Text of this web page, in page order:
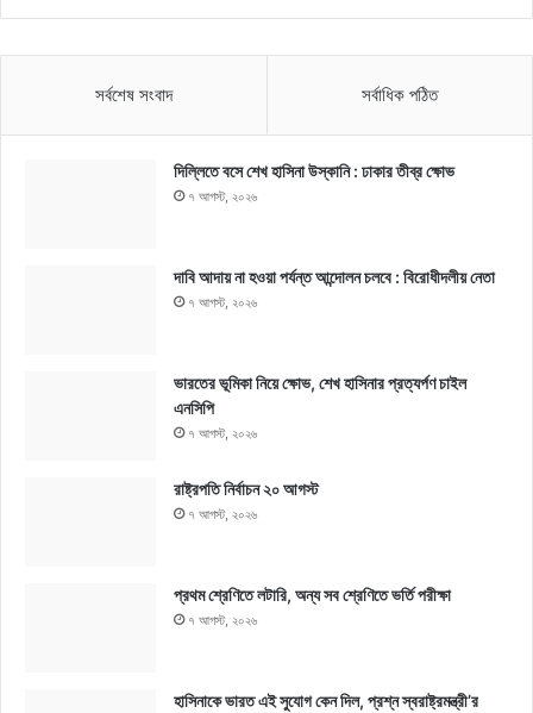
সর্বশেষ সংবাদ সর্বাধিক পঠিত
দিল্লিতে বসে শেখ হাসিনা উস্কানি : ঢাকার তীব্র ক্ষোভ
৭ আগস্ট, ২০২৬
দাবি আদায় না হওয়া পর্যন্ত আন্দোলন চলবে : বিরোধীদলীয় নেতা
৭ আগস্ট, ২০২৬
ভারতের ভূমিকা নিয়ে ক্ষোভ, শেখ হাসিনার প্রত্যর্পণ চাইল
এনসিপি
৭ আগস্ট, ২০২৬
রাষ্ট্রপতি নির্বাচন ২০ আগস্ট
৭ আগস্ট, ২০২৬
প্রথম শ্রেণিতে লটারি, অন্য সব শ্রেণিতে ভর্তি পরীক্ষা
৭ আগস্ট, ২০২৬
হাসিনাকে ভারত এই সুযোগ কেন দিল, প্রশ্ন স্বরাষ্ট্রমন্ত্রী’র